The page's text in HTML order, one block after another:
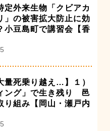
定外来生物「クビアカ
」の被害拡大防止に効
小豆島町で講習会【香
量死乗り越え…】１）
ング」で生き残り 邑
り組み【岡山・瀬戸内